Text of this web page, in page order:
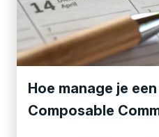
Hoe manage je
Composable